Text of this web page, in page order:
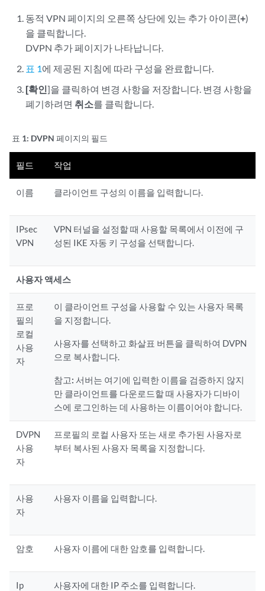
동적 VPN 페이지의 오른쪽 상단에 있는 추가 아이콘(+)
을 클릭합니다.
DVPN 추가 페이지가 나타납니다.
표 1에 제공된 지침에 따라 구성을 완료합니다.
[확인]을 클릭하여 변경 사항을 저장합니다. 변경 사항을
폐기하려면 취소를 클릭합니다.
표 1: DVPN 페이지의 필드
필드 작업
이름 클라이언트 구성의 이름을 입력합니다.
IPsec
VPN
VPN 터널을 설정할 때 사용할 목록에서 이전에 구
성된 IKE 자동 키 구성을 선택합니다.
사용자 액세스
프로
필의
로컬
사용
자
이 클라이언트 구성을 사용할 수 있는 사용자 목록
을 지정합니다.
사용자를 선택하고 화살표 버튼을 클릭하여 DVPN
으로 복사합니다.
참고: 서버는 여기에 입력한 이름을 검증하지 않지
만 클라이언트를 다운로드할 때 사용자가 디바이
스에 로그인하는 데 사용하는 이름이어야 합니다.
DVPN
사용
자
프로필의 로컬 사용자 또는 새로 추가된 사용자로
부터 복사된 사용자 목록을 지정합니다.
사용
자
사용자 이름을 입력합니다.
암호 사용자 이름에 대한 암호를 입력합니다.
Ip 사용자에 대한 IP 주소를 입력합니다.